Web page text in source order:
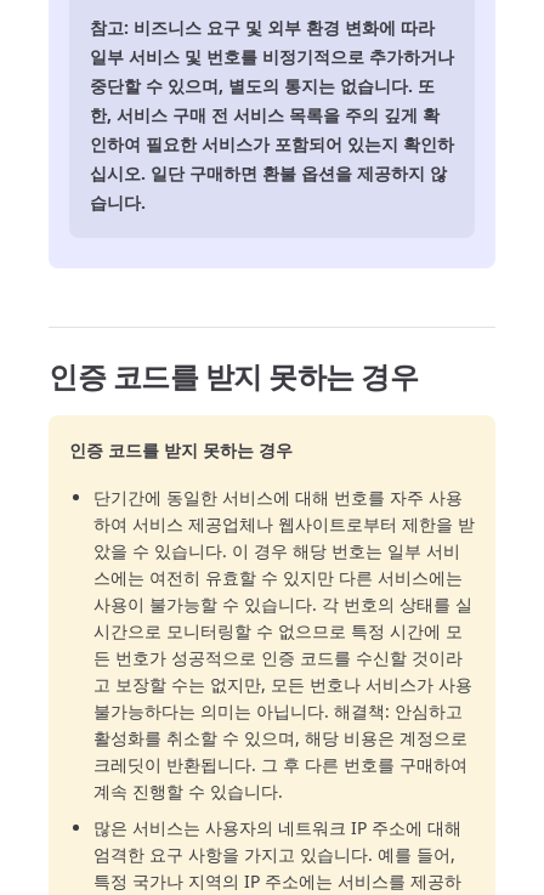
참고: 비즈니스 요구 및 외부 환경 변화에 따라
일부 서비스 및 번호를 비정기적으로 추가하거나
중단할 수 있으며, 별도의 통지는 없습니다. 또
한, 서비스 구매 전 서비스 목록을 주의 깊게 확
인하여 필요한 서비스가 포함되어 있는지 확인하
십시오. 일단 구매하면 환불 옵션을 제공하지 않
습니다.
인증 코드를 받지 못하는 경우
인증 코드를 받지 못하는 경우
단기간에 동일한 서비스에 대해 번호를 자주 사용
하여 서비스 제공업체나 웹사이트로부터 제한을 받
았을 수 있습니다. 이 경우 해당 번호는 일부 서비
스에는 여전히 유효할 수 있지만 다른 서비스에는
사용이 불가능할 수 있습니다. 각 번호의 상태를 실
시간으로 모니터링할 수 없으므로 특정 시간에 모
든 번호가 성공적으로 인증 코드를 수신할 것이라
고 보장할 수는 없지만, 모든 번호나 서비스가 사용
불가능하다는 의미는 아닙니다. 해결책: 안심하고
활성화를 취소할 수 있으며, 해당 비용은 계정으로
크레딧이 반환됩니다. 그 후 다른 번호를 구매하여
계속 진행할 수 있습니다.
많은 서비스는 사용자의 네트워크 IP 주소에 대해
엄격한 요구 사항을 가지고 있습니다. 예를 들어,
특정 국가나 지역의 IP 주소에는 서비스를 제공하